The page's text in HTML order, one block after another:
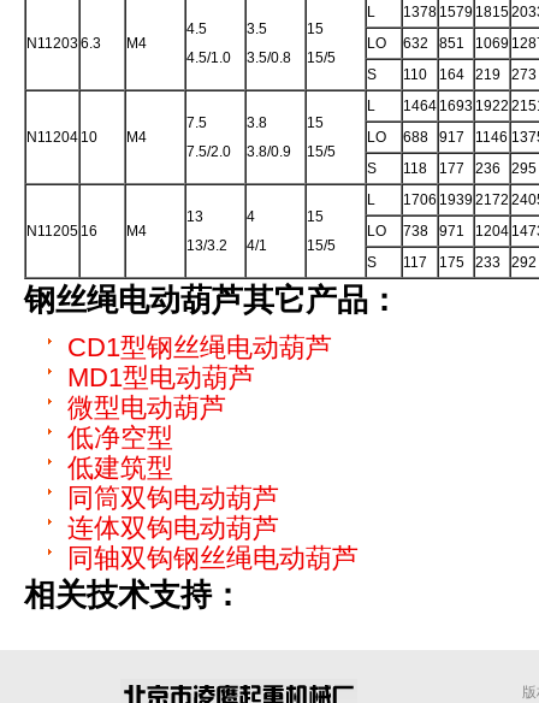
N112036.3 M4
4.5
4.5/1.0
3.5
3.5/0.8
15
15/5
L 1378 1579 1815
LO
632 851 1069
S
110 164 219 273
N11204 10 M4
7.5
7.5/2.0
3.8
3.8/0.9
15
15/5
L 1464 1693 1922
LO
688 917 1146
S
118 177 236 295
N11205 16 M4
13
13/3.2
4
4/1
15
15/5
L 1706 19392172
LO
738 971 1204
S
117 175 233 292
钢丝绳电动葫芦其它产品：
CD1型钢丝绳电动葫芦
MD1型电动葫芦
微型电动葫芦
低净空型
低建筑型
同筒双钩电动葫芦
连体双钩电动葫芦
同轴双钩钢丝绳电动葫芦
相关技术支持：